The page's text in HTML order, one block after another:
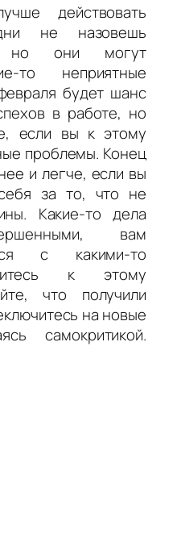
действовать
не назовешь
но они могут
то неприятные
будет шанс
в работе, но
если вы к этому
проблемы. Конец
и легче, если вы
за то, что не
Какие-то дела
вам
с какими-то
к этому
что получили
на новые
самокритикой.